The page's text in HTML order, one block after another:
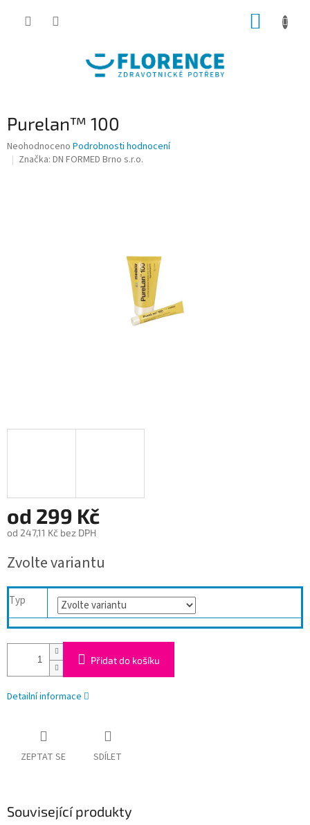
Purelan™ 100
Průměrné
hodnocení
Neohodnoceno Podrobnosti hodnocení
Značka: DN FORMED Brno s.r.o.
od 299 Kč
od 247,11 Kč bez DPH
cena:
Zvolte variantu
Typ
Přidat do košíku
Detailní informace
ZEPTAT SE SDÍLET
Související produkty